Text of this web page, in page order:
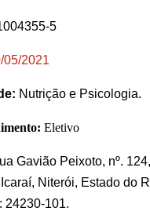
5
05/2021
Nutrição e Psicologia.
Eletivo
Gavião Peixoto, nº.
Niterói, Estado do
24230-101.